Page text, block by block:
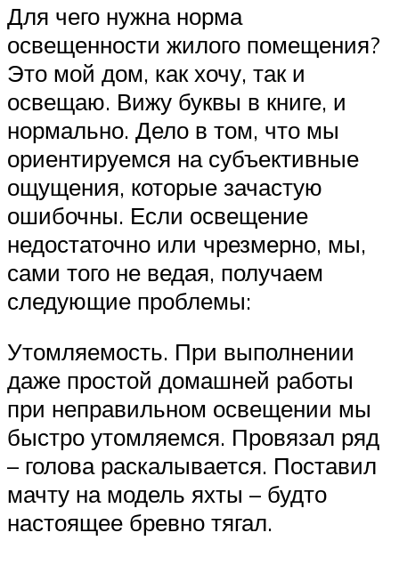
Для чего нужна норма
освещенности жилого помещения?
Это мой дом, как хочу, так и
освещаю. Вижу буквы в книге, и
нормально. Дело в том, что мы
ориентируемся на субъективные
ощущения, которые зачастую
ошибочны. Если освещение
недостаточно или чрезмерно, мы,
сами того не ведая, получаем
следующие проблемы:
Утомляемость. При выполнении
даже простой домашней работы
при неправильном освещении мы
быстро утомляемся. Провязал ряд
– голова раскалывается. Поставил
мачту на модель яхты – будто
настоящее бревно тягал.